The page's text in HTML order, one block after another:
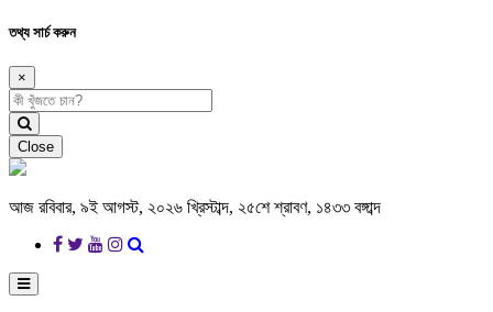
তথ্য সার্চ করুন
×
Close
আজ রবিবার, ৯ই আগস্ট, ২০২৬ খ্রিস্টাব্দ, ২৫শে শ্রাবণ, ১৪৩৩ বঙ্গাব্দ